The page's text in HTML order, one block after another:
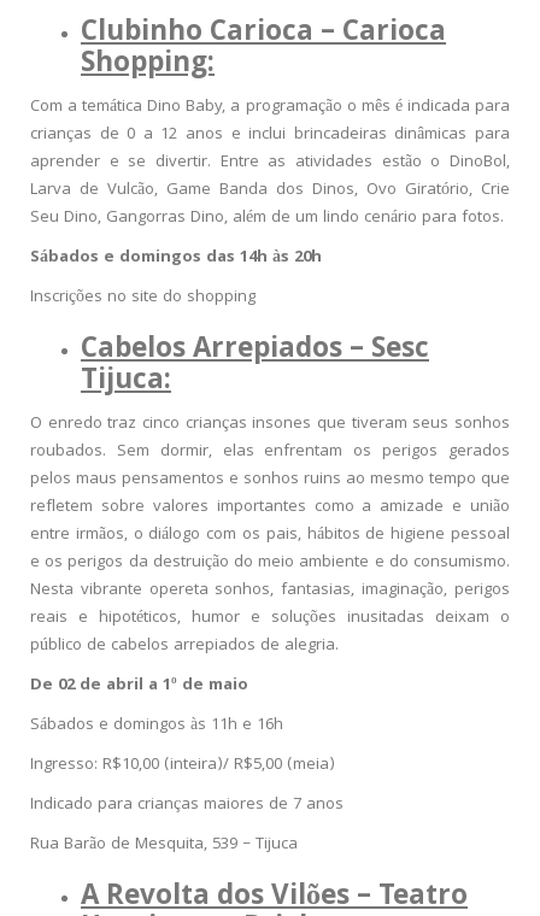
Clubinho Carioca – Carioca
Shopping:
Com a temática Dino Baby, a programação o mês é indicada para
crianças de 0 a 12 anos e inclui brincadeiras dinâmicas para
aprender e se divertir. Entre as atividades estão o DinoBol,
Larva de Vulcão, Game Banda dos Dinos, Ovo Giratório, Crie
Seu Dino, Gangorras Dino, além de um lindo cenário para fotos.
Sábados e domingos das 14h às 20h
Inscrições no site do shopping
Cabelos Arrepiados – Sesc
Tijuca:
O enredo traz cinco crianças insones que tiveram seus sonhos
roubados. Sem dormir, elas enfrentam os perigos gerados
pelos maus pensamentos e sonhos ruins ao mesmo tempo que
refletem sobre valores importantes como a amizade e união
entre irmãos, o diálogo com os pais, hábitos de higiene pessoal
e os perigos da destruição do meio ambiente e do consumismo.
Nesta vibrante opereta sonhos, fantasias, imaginação, perigos
reais e hipotéticos, humor e soluções inusitadas deixam o
público de cabelos arrepiados de alegria.
De 02 de abril a 1º de maio
Sábados e domingos às 11h e 16h
Ingresso: R$10,00 (inteira)/ R$5,00 (meia)
Indicado para crianças maiores de 7 anos
Rua Barão de Mesquita, 539 – Tijuca
A Revolta dos Vilões – Teatro